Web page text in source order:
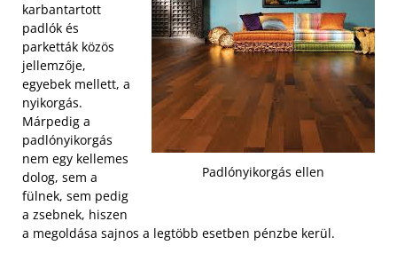
Padlónyikorgás ellen
karbantartott
padlók és
parketták közös
jellemzője,
egyebek mellett, a
nyikorgás.
Márpedig a
padlónyikorgás
nem egy kellemes
dolog, sem a
fülnek, sem pedig
a zsebnek, hiszen
a megoldása sajnos a legtöbb esetben pénzbe kerül.